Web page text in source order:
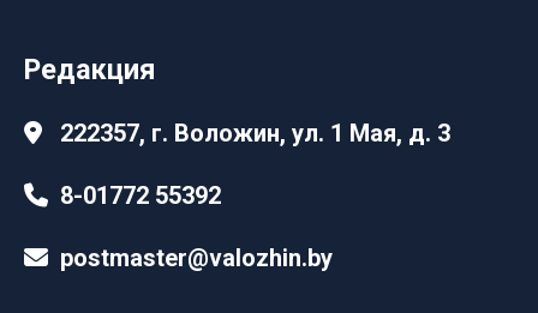
Редакция
222357, г. Воложин, ул. 1 Мая, д. 3
8-01772 55392
postmaster@valozhin.by